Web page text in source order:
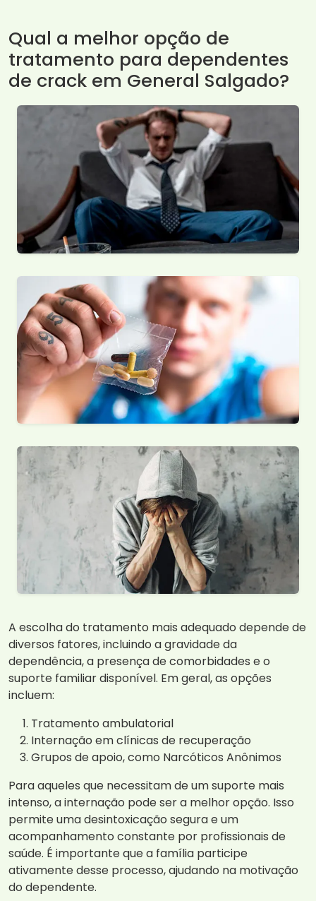
Qual a melhor opção de
tratamento para dependentes
de crack em General Salgado?
A escolha do tratamento mais adequado depende de
diversos fatores, incluindo a gravidade da
dependência, a presença de comorbidades e o
suporte familiar disponível. Em geral, as opções
incluem:
Tratamento ambulatorial
Internação em clínicas de recuperação
Grupos de apoio, como Narcóticos Anônimos
Para aqueles que necessitam de um suporte mais
intenso, a internação pode ser a melhor opção. Isso
permite uma desintoxicação segura e um
acompanhamento constante por profissionais de
saúde. É importante que a família participe
ativamente desse processo, ajudando na motivação
do dependente.